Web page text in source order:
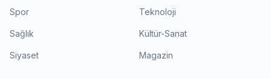
Spor Teknoloji
Sağlık Kültür-Sanat
Siyaset Magazin